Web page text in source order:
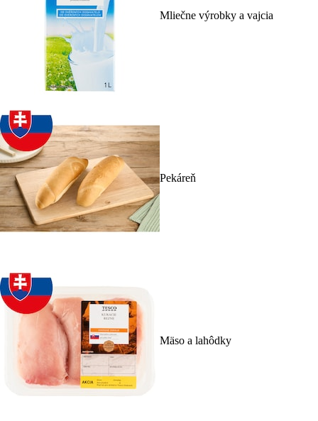
Mliečne výrobky a vajcia
Pekáreň
Mäso a lahôdky